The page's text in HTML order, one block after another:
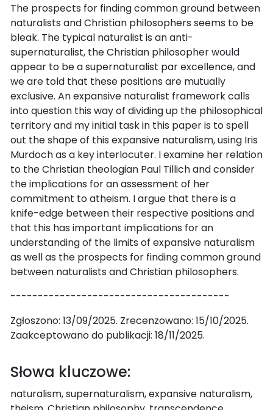
The prospects for finding common ground between
naturalists and Christian philosophers seems to be
bleak. The typical naturalist is an anti-
supernaturalist, the Christian philosopher would
appear to be a supernaturalist par excellence, and
we are told that these positions are mutually
exclusive. An expansive naturalist framework calls
into question this way of dividing up the philosophical
territory and my initial task in this paper is to spell
out the shape of this expansive naturalism, using Iris
Murdoch as a key interlocuter. I examine her relation
to the Christian theologian Paul Tillich and consider
the implications for an assessment of her
commitment to atheism. I argue that there is a
knife-edge between their respective positions and
that this has important implications for an
understanding of the limits of expansive naturalism
as well as the prospects for finding common ground
between naturalists and Christian philosophers.
----------------------------------------
Zgłoszono: 13/09/2025. Zrecenzowano: 15/10/2025.
Zaakceptowano do publikacji: 18/11/2025.
Słowa kluczowe:
naturalism, supernaturalism, expansive naturalism,